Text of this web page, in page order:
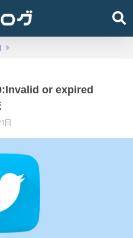
or expired
日